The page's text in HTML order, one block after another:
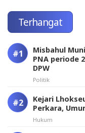
Terhangat
Misbahul
PNA periode
DPW
Politik
Kejari
Perkara,
Hukum